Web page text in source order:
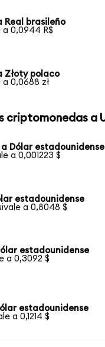
Real brasileño
a 0,0944 R$
Złoty polaco
a 0,0688 zł
criptomonedas a
Dólar estadounidense
a 0,001223 $
estadounidense
a 0,8048 $
estadounidense
a 0,3092 $
estadounidense
a 0,1214 $